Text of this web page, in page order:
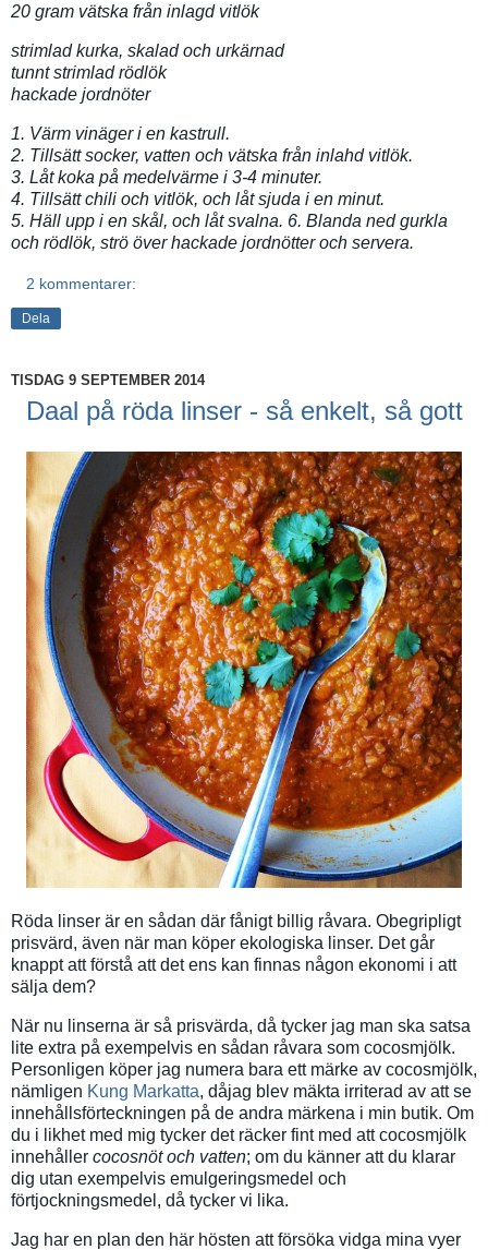
20 gram vätska från inlagd vitlök
strimlad kurka, skalad och urkärnad
tunnt strimlad rödlök
hackade jordnöter
1. Värm vinäger i en kastrull.
2. Tillsätt socker, vatten och vätska från inlahd vitlök.
3. Låt koka på medelvärme i 3-4 minuter.
4. Tillsätt chili och vitlök, och låt sjuda i en minut.
5. Häll upp i en skål, och låt svalna. 6. Blanda ned gurkla
och rödlök, strö över hackade jordnötter och servera.
2 kommentarer:
Dela
TISDAG 9 SEPTEMBER 2014
Daal på röda linser - så enkelt, så gott
Röda linser är en sådan där fånigt billig råvara. Obegripligt
prisvärd, även när man köper ekologiska linser. Det går
knappt att förstå att det ens kan finnas någon ekonomi i att
sälja dem?
När nu linserna är så prisvärda, då tycker jag man ska satsa
lite extra på exempelvis en sådan råvara som cocosmjölk.
Personligen köper jag numera bara ett märke av cocosmjölk,
nämligen Kung Markatta, dåjag blev mäkta irriterad av att se
innehållsförteckningen på de andra märkena i min butik. Om
du i likhet med mig tycker det räcker fint med att cocosmjölk
innehåller cocosnöt och vatten; om du känner att du klarar
dig utan exempelvis emulgeringsmedel och
förtjockningsmedel, då tycker vi lika.
Jag har en plan den här hösten att försöka vidga mina vyer